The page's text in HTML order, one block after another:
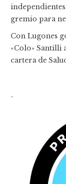
gremio para
Con Lugones
«Colo» Santilli
cartera de
-